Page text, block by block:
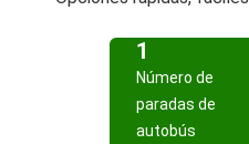
1
Número de
paradas de
autobús